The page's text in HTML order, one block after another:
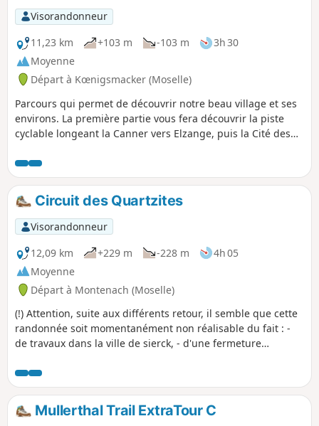
Visorandonneur
11,23 km
+103 m -103 m
3h 30
Moyenne
Départ à Kœnigsmacker (Moselle)
Parcours qui permet de découvrir notre beau village et ses
environs. La première partie vous fera découvrir la piste
cyclable longeant la Canner vers Elzange, puis la Cité des
Kœnigsmacker et sa fraîcheur, et enfin redescendre vers
Métrich et revenir le long de la route vers le village.
Circuit des Quartzites
Visorandonneur
12,09 km
+229 m -228 m
4h 05
Moyenne
Départ à Montenach (Moselle)
(!) Attention, suite aux différents retour, il semble que cette
randonnée soit momentanément non réalisable du fait : -
de travaux dans la ville de sierck, - d'une fermeture
attaquant les arbres. Une mise à jour sera publiée une fois
le chemin à nouveau accessible. Randonnée offrant des
points de vue magnifiques sur la vallée de la Moselle, le
Stromberg et le Château de Sierck.
Mullerthal Trail ExtraTour C